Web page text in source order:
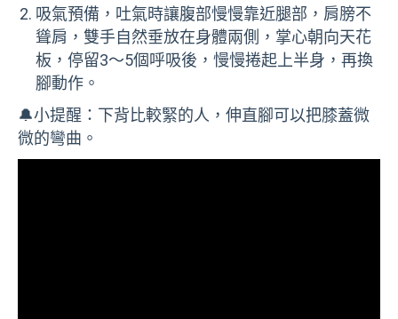
吸氣預備，吐氣時讓腹部慢慢靠近腿部，肩膀不
聳肩，雙手自然垂放在身體兩側，掌心朝向天花
板，停留3～5個呼吸後，慢慢捲起上半身，再換
腳動作。
🔔小提醒：下背比較緊的人，伸直腳可以把膝蓋微
微的彎曲。